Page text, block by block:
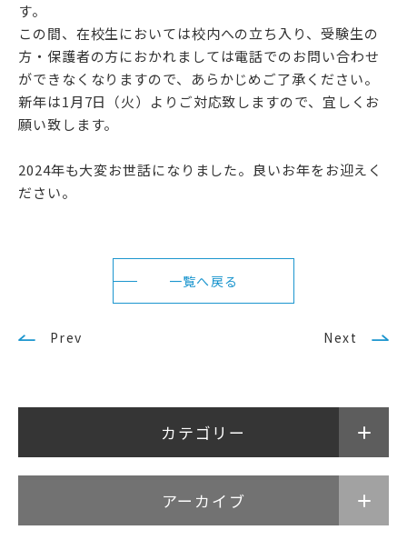
資料請求・お問い合わせ
follow us
公式SNSアカウント
す。
この間、在校生においては校内への立ち入り、受験生の
方・保護者の方におかれましては電話でのお問い合わせ
ができなくなりますので、あらかじめご了承ください。
新年は1月7日（火）よりご対応致しますので、宜しくお
願い致します。
2024年も大変お世話になりました。良いお年をお迎えく
ださい。
Prev
一覧へ戻る
Next
カテゴリー
アーカイブ